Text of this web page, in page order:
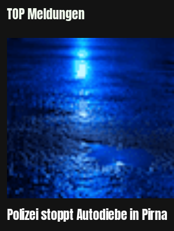
TOP Meldungen
Polizei stoppt Autodiebe in Pirna